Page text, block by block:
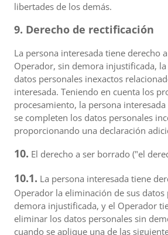
libertades de los demás.
9. Derecho de rectificación
La persona interesada tiene derecho
Operador, sin demora injustificada,
datos personales inexactos
interesada. Teniendo en cuenta los
procesamiento, la persona
se completen los datos personales
proporcionando una declaración
10. El derecho a ser borrado ("el
10.1. La persona interesada tiene
Operador la eliminación de sus datos
demora injustificada, y el Operador
eliminar los datos personales sin
cuando se aplique una de las